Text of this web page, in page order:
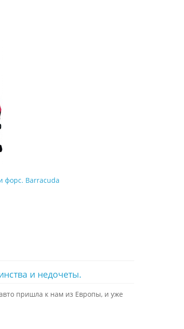
форс. Barracuda
и недочеты.
пришла к нам из Европы, и уже